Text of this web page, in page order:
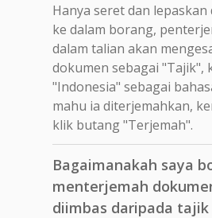
Hanya seret dan
ke dalam borang,
dalam talian akan
dokumen sebagai "Tajik",
"Indonesia" sebagai
mahu ia diterjemahkan,
klik butang "Terjemah".
Bagaimanakah saya
menterjemah
diimbas daripada tajik